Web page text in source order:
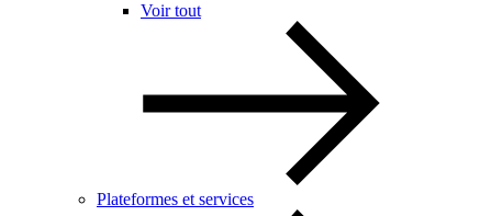
Voir tout
Plateformes et services